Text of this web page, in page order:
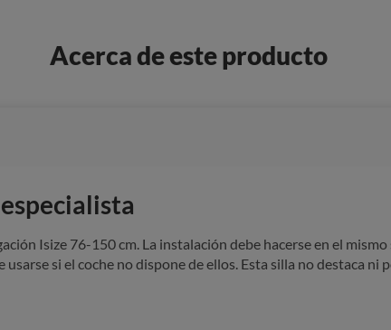
Acerca de este producto
Isize 76-150 cm. La instalación debe hacerse en el
si el coche no dispone de ellos. Esta silla no destaca ni